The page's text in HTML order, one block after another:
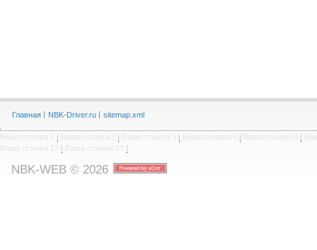
Главная NBK-Driver.ru sitemap.xml
Ваша ссылка 1 | Ваша ссылка 2 | Ваша ссылка 3 | Ваша ссылка 4 | Ваша ссылка 5 |
Ваша ссылка 12 | Ваша ссылка 13 |
NBK-WEB © 2026